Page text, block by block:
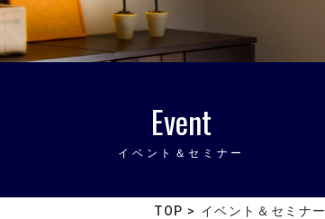
Event
イベント＆セミナー
TOP > イベント＆セミナー